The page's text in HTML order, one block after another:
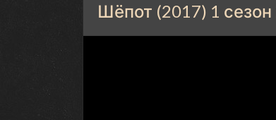
Шёпот (2017) 1